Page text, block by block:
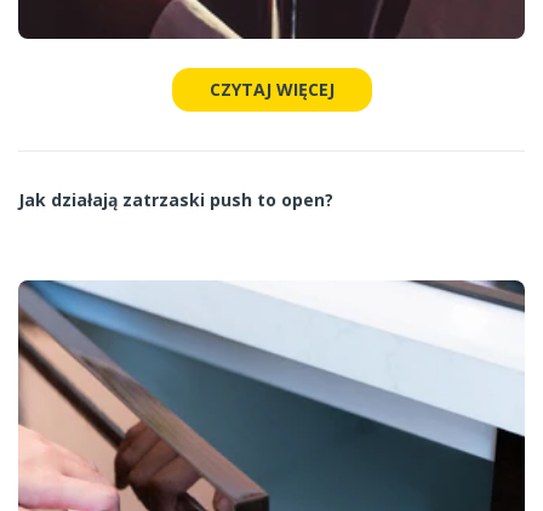
CZYTAJ WIĘCEJ
Jak działają zatrzaski push to open?